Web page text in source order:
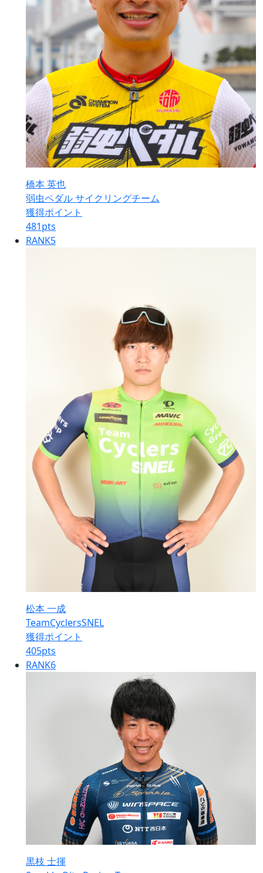
橋本 英也
弱虫ペダル サイクリングチーム
獲得ポイント
481pts
RANK5
松本 一成
TeamCyclersSNEL
獲得ポイント
405pts
RANK6
黒枝 士揮